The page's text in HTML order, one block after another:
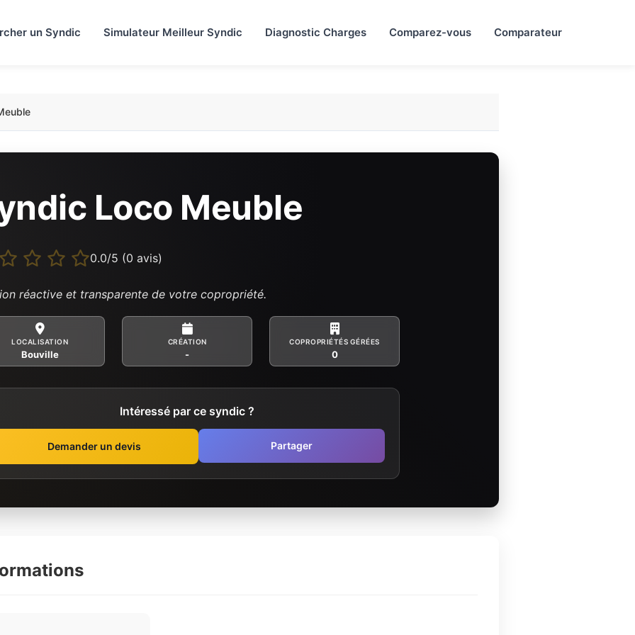
un Syndic Simulateur Meilleur Syndic Diagnostic Charges Comparez-vous Comparateur
Loco Meuble
0.0/5 (0 avis)
réactive et transparente de votre copropriété.
LOCALISATION
Bouville
CRÉATION
-
COPROPRIÉTÉS GÉRÉES
0
Intéressé par ce syndic ?
Demander un devis Partager